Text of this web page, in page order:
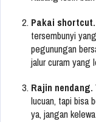
Pakai shortcut.
tersembunyi
pegunungan
jalur curam yang
Rajin nendang.
lucuan, tapi bisa
ya, jangan